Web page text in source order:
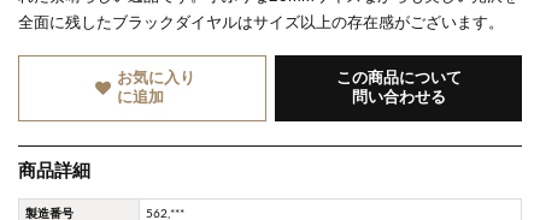
全面に残したブラックダイヤルはサイズ以上の存在感がございます。
お気に入り
に追加
この商品について
問い合わせる
商品詳細
製造番号 562,***